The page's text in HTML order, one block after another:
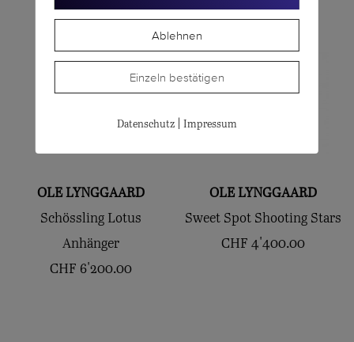
OLE LYNGGAARD
Schössling Lotus
Anhänger
CHF 6'200.00
OLE LYNGGAARD
Sweet Spot Shooting Stars
CHF 4'400.00
Ablehnen
Einzeln bestätigen
Datenschutz| Impressum